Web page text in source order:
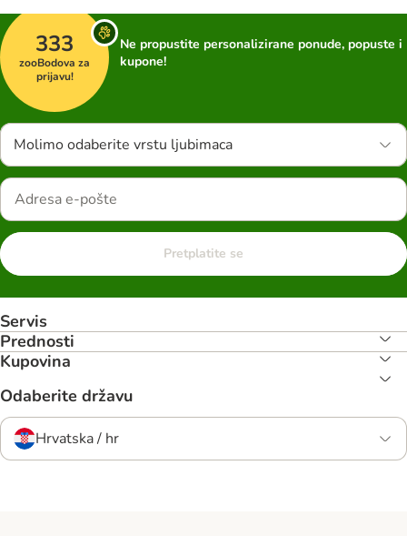
333
zooBodova za
prijavu!
Ne propustite personalizirane ponude, popuste i
kupone!
Molimo odaberite vrstu ljubimaca
Pretplatite se
Servis
Prednosti
Kupovina
Odaberite državu
Hrvatska / hr